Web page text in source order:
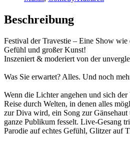
Beschreibung
Festival der Travestie – Eine Show wie
Gefühl und großer Kunst!
Inszeniert & moderiert von der
Was Sie erwartet? Alles. Und noch
Wenn die Lichter angehen und sich
Reise durch Welten, in denen alles
zur Diva wird, ein Song zur
ganze Publikum fesselt. Live-Gesang
Parodie auf echtes Gefühl, Glitzer auf